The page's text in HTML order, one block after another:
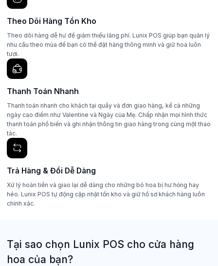
Theo Dõi Hàng Tồn Kho
Theo dõi hàng dễ hư để giảm thiểu lãng phí. Lunix POS giúp bạn quản lý
nhu cầu theo mùa để bạn có thể đặt hàng thông minh và giữ hoa luôn
tươi.
Thanh Toán Nhanh
Thanh toán nhanh cho khách tại quầy và đơn giao hàng, kể cả những
ngày cao điểm như Valentine và Ngày của Mẹ. Chấp nhận mọi hình thức
thanh toán phổ biến và ghi nhận thông tin giao hàng trong cùng một thao
tác.
Trả Hàng & Đổi Dễ Dàng
Xử lý hoàn tiền và giao lại dễ dàng cho những bó hoa bị hư hỏng hay
héo. Lunix POS tự động cập nhật tồn kho và giữ hồ sơ khách hàng luôn
chính xác.
Tại sao chọn Lunix POS cho cửa hàng
hoa của bạn?